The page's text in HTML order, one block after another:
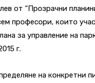
от “Прозрачни
професори, които
за управление на
г.
на конкретни